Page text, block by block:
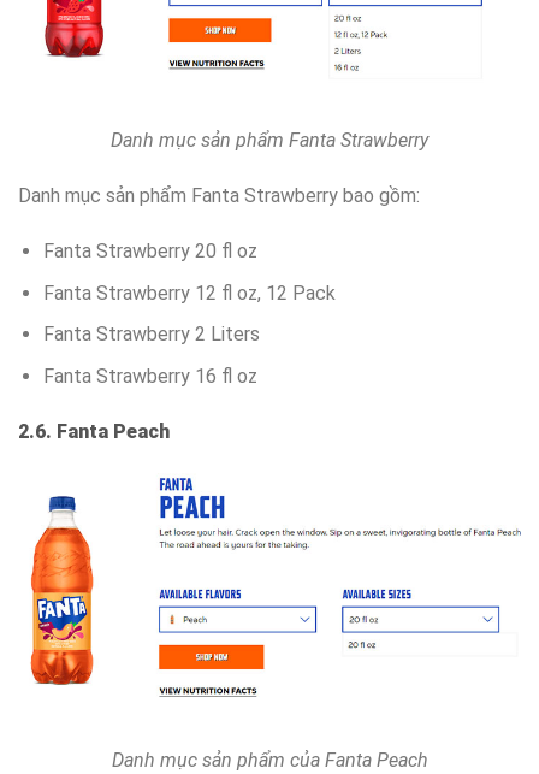
Danh mục sản phẩm Fanta Strawberry
Danh mục sản phẩm Fanta Strawberry bao gồm:
Fanta Strawberry 20 fl oz
Fanta Strawberry 12 fl oz, 12 Pack
Fanta Strawberry 2 Liters
Fanta Strawberry 16 fl oz
2.6. Fanta Peach
Danh mục sản phẩm của Fanta Peach